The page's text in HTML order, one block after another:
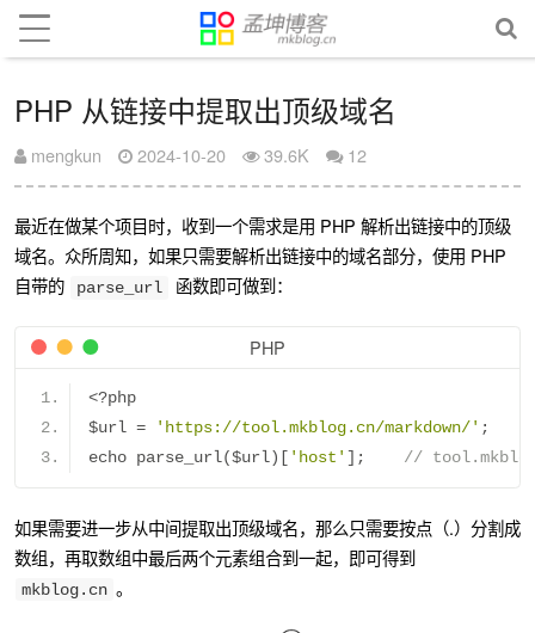
PHP 从链接中提取出顶级域名
mengkun 2024-10-20 39.6K 12
最近在做某个项目时，收到一个需求是用 PHP 解析出链接中的顶级
域名。众所周知，如果只需要解析出链接中的域名部分，使用 PHP
自带的
parse_url 函数即可做到：
PHP
<?php
$url = 'https://tool.mkblog.cn/markdown/' ;
echo parse_url($url)[ 'host' ]; //
如果需要进一步从中间提取出顶级域名，那么只需要按点（.）分割成
数组，再取数组中最后两个元素组合到一起，即可得到
mkblog.cn 。